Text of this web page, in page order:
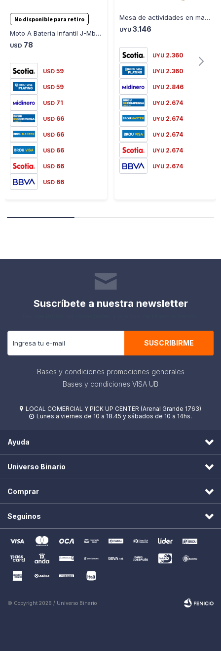
No disponible para retiro
Moto A Batería Infantil J-Mb674 6V 82X62X45Cm Ub - BLANCO
USD 78
USD 59
USD 59
USD 71
USD 66
USD 66
USD 66
USD 66
USD 66
Mesa de actividades en madera W12D626
UYU 3.146
UYU 2.360
UYU 2.360
UYU 2.846
UYU 2.674
UYU 2.674
UYU 2.674
UYU 2.674
UYU 2.674
Suscríbete a nuestra newsletter
SUSCRIBIRME
Bases y condiciones promociones generales
Bases y condiciones VISA UB
 LOCAL COMERCIAL Y PICK UP CENTER (Arenal Grande 1763)
 Lunes a viernes de 10 a 18.45 y sábados de 10 a 14hs.
Ayuda
Universo Binario
Comprar
Seguinos
© Copyright 2026 / Universo Binario